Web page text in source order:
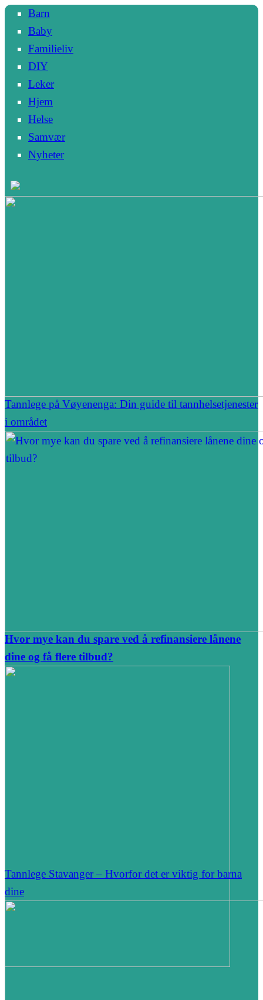
Barn
Baby
Familieliv
DIY
Leker
Hjem
Helse
Samvær
Nyheter
Tannlege på Vøyenenga: Din guide til tannhelsetjenester
i området
Hvor mye kan du spare ved å refinansiere lånene
dine og få flere tilbud?
Tannlege Stavanger – Hvorfor det er viktig for barna
dine